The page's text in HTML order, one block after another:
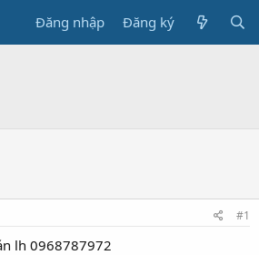
Đăng nhập Đăng ký
#1
lh 0968787972